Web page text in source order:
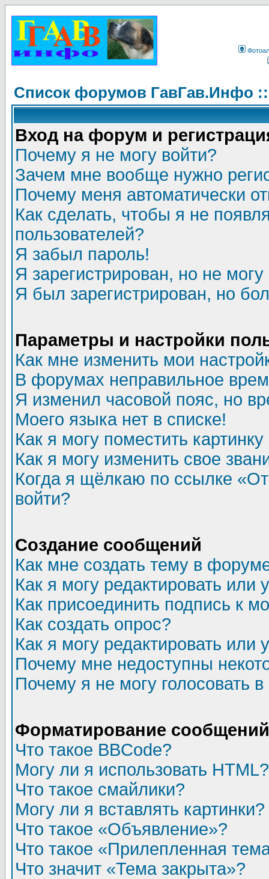
Список форумов ГавГав.Инфо
Вход на форум и
Почему я не могу войти?
Зачем мне вообще нужно
Почему меня автоматически
Как сделать, чтобы я не
пользователей?
Я забыл пароль!
Я зарегистрирован, но не могу
Я был зарегистрирован, но
Параметры и настройки
Как мне изменить мои
В форумах неправильное
Я изменил часовой пояс, но
Моего языка нет в списке!
Как я могу поместить
Как я могу изменить свое
Когда я щёлкаю по ссылке
войти?
Создание сообщений
Как мне создать тему в
Как я могу редактировать или
Как присоединить подпись к
Как создать опрос?
Как я могу редактировать или
Почему мне недоступны
Почему я не могу голосовать
Форматирование
Что такое BBCode?
Могу ли я использовать HTML?
Что такое смайлики?
Могу ли я вставлять картинки?
Что такое «Объявление»?
Что такое «Прилепленная
Что значит «Тема закрыта»?